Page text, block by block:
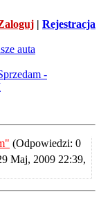
| Rejestracja
auta
-
(Odpowiedzi: 0
Maj, 2009 22:39,